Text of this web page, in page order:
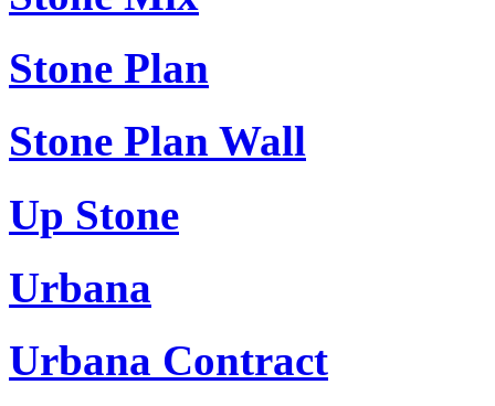
Stone Plan
Stone Plan Wall
Up Stone
Urbana
Urbana Contract